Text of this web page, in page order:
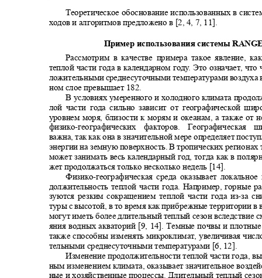
Теоретическое обоснование использованных в
ходов и алгоритмов предложено в [2, 4, 7, 11].
Пример использования системы
Рассмотрим в качестве примера такое явление,
теплой части года в календарном году.Это означает,
ложительными среднесуточными температурами
ном слое превышает 182.
В условиях умеренного и холодного климата
лой части года сильно зависит от географической
уровнем моря, близости к морям и океанам, а также от
физико-географических факторов.
важна, так как она в значительной мере определяет
энергии на земную поверхность. В тропических регионах
может занимать весь календарный год, тогда как в
жет продолжаться только несколько недель [14].
Физико-географическая среда оказывает
должительность теплой части года. Например, горные
зуются резким сокращением теплой части года из-за
туры с высотой, в то время как прибрежные территории
могут иметь более длительный теплый сезон
яния водных акваторий [9, 14]. Темные почвы и
также способны изменять микроклимат, увеличивая
тельными среднесуточными температурами [6, 12].
Изменение продолжительности теплой части года,
ным изменением климата, оказывает значительное
ные и хозяйственные процессы. Длительный теплый